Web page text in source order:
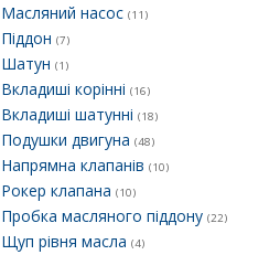
Масляний насос (11)
Піддон (7)
Шатун (1)
Вкладиші корінні (16)
Вкладиші шатунні (18)
Подушки двигуна (48)
Напрямна клапанів (10)
Рокер клапана (10)
Пробка масляного піддону (22)
Щуп рівня масла (4)